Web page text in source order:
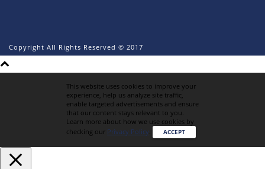
Copyright All Rights Reserved © 2017
This website uses cookies to improve your
experience, help us analyze site traffic,
enable targeted advertisements and ensure
that our content stays relevant to you.
Learn more about how we use cookies by
checking our Privacy Policy. ACCEPT